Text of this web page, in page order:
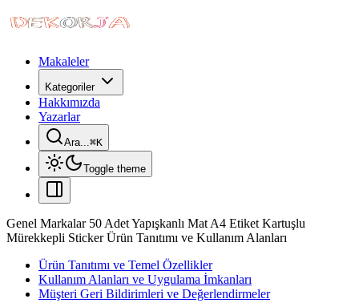
Makaleler
Kategoriler
Hakkımızda
Yazarlar
Ara...⌘K
Toggle theme
Genel Markalar 50 Adet Yapışkanlı Mat A4 Etiket Kartuşlu
Mürekkepli Sticker Ürün Tanıtımı ve Kullanım Alanları
Ürün Tanıtımı ve Temel Özellikler
Kullanım Alanları ve Uygulama İmkanları
Müşteri Geri Bildirimleri ve Değerlendirmeler